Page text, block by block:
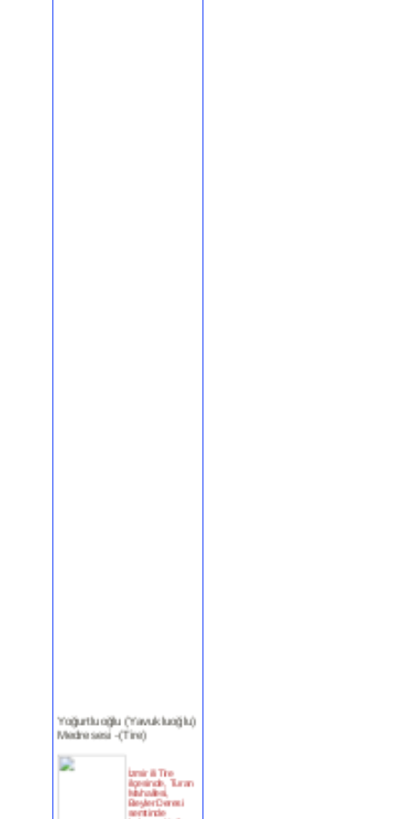
Medresesi -(Tire)
ilçesinde, Turan
Mahallesi,
Beyler Deresi
semtinde
bulunan Yoğ...